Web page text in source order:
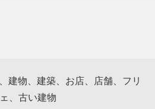
建物、建築、お店、店舗、フリ
、古い建物